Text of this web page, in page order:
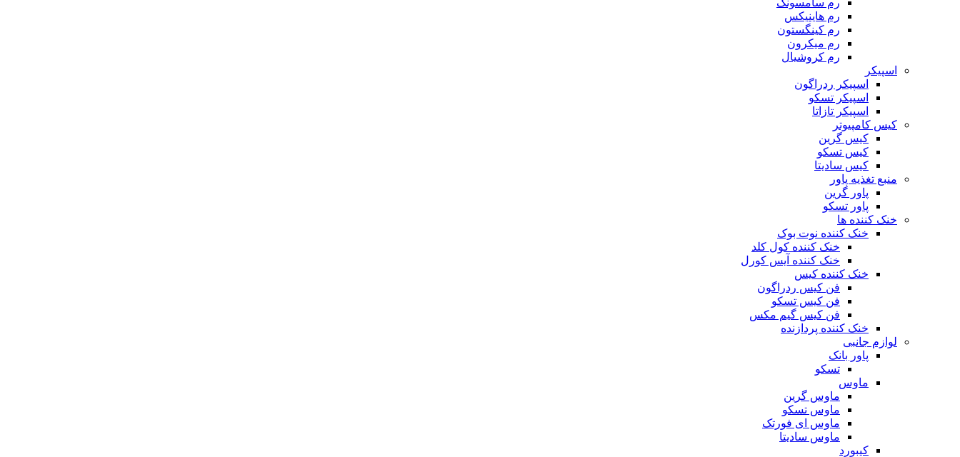
رم هاینیکس
رم کینگستون
رم میکرون
رم کروشیال
اسپیکر
اسپیکر ردراگون
اسپیکر تسکو
اسپیکر تازاتا
کیس کامپیوتر
کیس گرین
کیس تسکو
کیس سادیتا
منبع تغذیه‌ پاور
پاور گرین
پاور تسکو
خنک کننده ها
خنک کننده نوت بوک
خنک کننده کول کلد
خنک کننده آیس کورل
خنک کننده کیس
فن کیس ردراگون
فن کیس تسکو
فن کیس گیم مکس
خنک کننده پردازنده
لوازم جانبی
پاور بانک
تسکو
ماوس
ماوس گرین
ماوس تسکو
ماوس ای فورتک
ماوس سادیتا
کیبورد